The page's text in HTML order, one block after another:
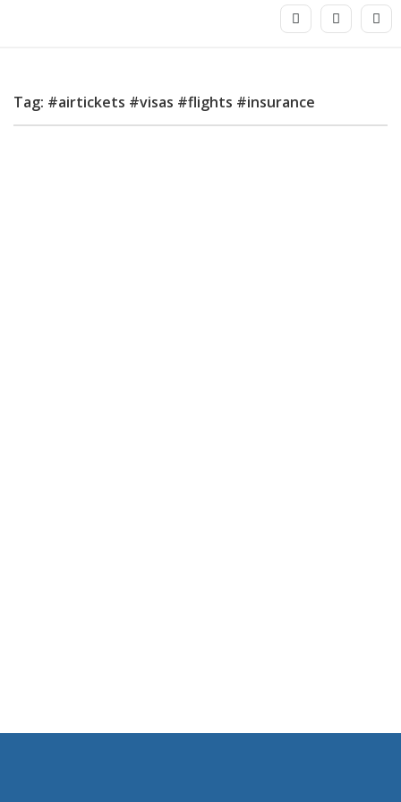
Tag: #airtickets #visas #flights #insurance